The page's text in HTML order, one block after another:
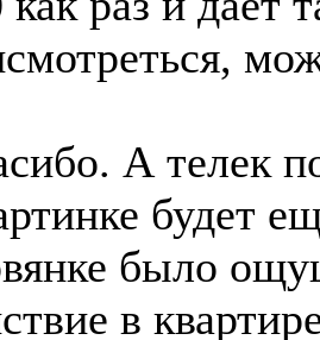
А телек
будет
было
в